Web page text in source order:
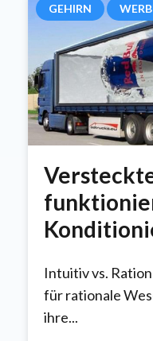
GEHIRN
Intuitiv vs.
für rationale
ihre...